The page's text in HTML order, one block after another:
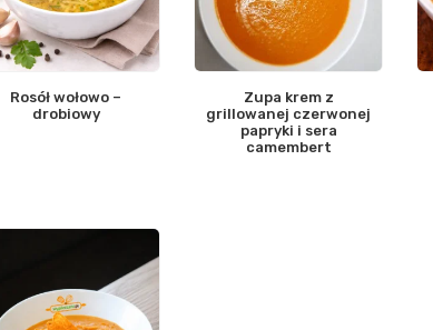
Rosół wołowo –
drobiowy
Zupa krem z
grillowanej czerwonej
papryki i sera
camembert